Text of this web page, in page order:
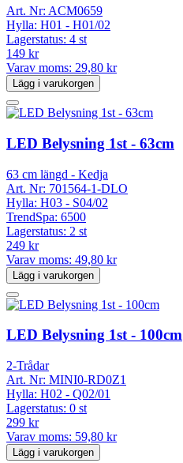
Art. Nr: ACM0659
Hylla: H01 - H01/02
Lagerstatus: 4 st
149 kr
Varav moms: 29,80 kr
Lägg i varukorgen
LED Belysning 1st - 63cm
63 cm längd - Kedja
Art. Nr: 701564-1-DLO
Hylla: H03 - S04/02
TrendSpa: 6500
Lagerstatus: 2 st
249 kr
Varav moms: 49,80 kr
Lägg i varukorgen
LED Belysning 1st - 100cm
2-Trådar
Art. Nr: MINI0-RD0Z1
Hylla: H02 - Q02/01
Lagerstatus: 0 st
299 kr
Varav moms: 59,80 kr
Lägg i varukorgen